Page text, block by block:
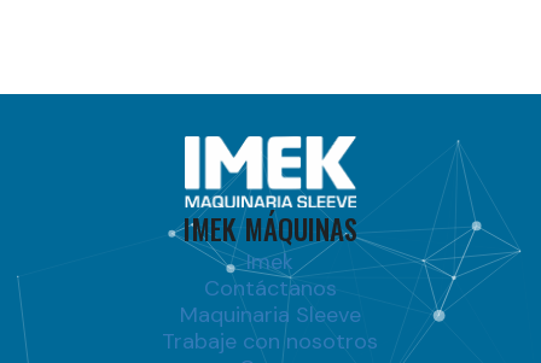
IMEK MÁQUINAS
Imek
Contáctanos
Maquinaria Sleeve
Trabaje con nosotros